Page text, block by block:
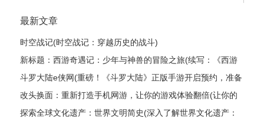
最新文章
时空战记(时空战记：穿越历史的战斗)
新标题：西游奇遇记：少年与神兽的冒险之旅(续写：《西游
奇遇记：少年与神兽的冒险之旅》的继续探险)
斗罗大陆e侠网(重磅！《斗罗大陆》正版手游开启预约，准备
好了吗？)
改头换面：重新打造手机网游，让你的游戏体验翻倍(让你的
游戏体验翻倍：打造全新手机网游)
探索全球文化遗产：世界文明简史(深入了解世界文化遗产：